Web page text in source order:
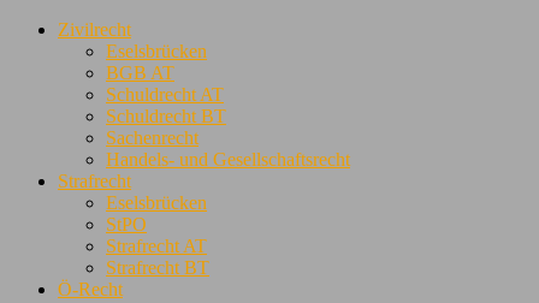
Zivilrecht
Eselsbrücken
BGB AT
Schuldrecht AT
Schuldrecht BT
Sachenrecht
Handels- und Gesellschaftsrecht
Strafrecht
Eselsbrücken
StPO
Strafrecht AT
Strafrecht BT
Ö-Recht